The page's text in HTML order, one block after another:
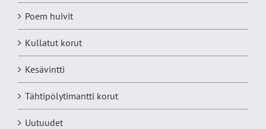
Poem huivit
Kullatut korut
Kesävintti
Tähtipölytimantti korut
Uutuudet